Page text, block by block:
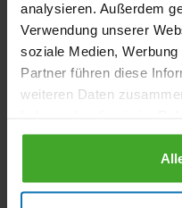
analysieren. Außerdem
Verwendung unserer
soziale Medien,
Partner führen diese
weiteren Daten
gesammelt haben.
Flexibler schlauch
KTW/DVGW 6 bar
Überwurfmutter IG